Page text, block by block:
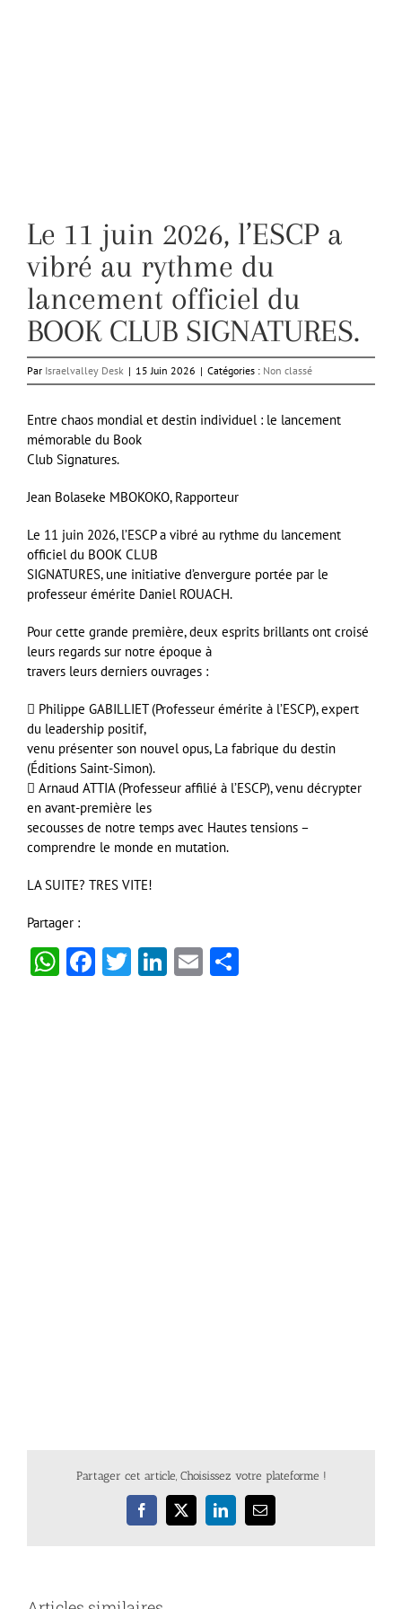
Le 11 juin 2026, l’ESCP a
vibré au rythme du
lancement officiel du
BOOK CLUB SIGNATURES.
Par Israelvalley Desk | 15 Juin 2026 | Catégories : Non classé
Entre chaos mondial et destin individuel : le lancement
mémorable du Book
Club Signatures.
Jean Bolaseke MBOKOKO, Rapporteur
Le 11 juin 2026, l’ESCP a vibré au rythme du lancement
officiel du BOOK CLUB
SIGNATURES, une initiative d’envergure portée par le
professeur émérite Daniel ROUACH.
Pour cette grande première, deux esprits brillants ont croisé
leurs regards sur notre époque à
travers leurs derniers ouvrages :
 Philippe GABILLIET (Professeur émérite à l’ESCP), expert
du leadership positif,
venu présenter son nouvel opus, La fabrique du destin
(Éditions Saint-Simon).
 Arnaud ATTIA (Professeur affilié à l’ESCP), venu décrypter
en avant-première les
secousses de notre temps avec Hautes tensions –
comprendre le monde en mutation.
LA SUITE? TRES VITE!
Partager :
WhatsApp
Facebook
Twitter
LinkedIn
Email
Partager cet article, Choisissez votre plateforme !
Facebook
X LinkedInEmail